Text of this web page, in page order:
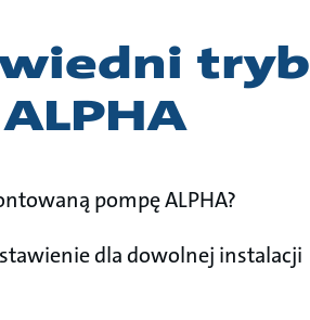
tryb
pompę ALPHA?
dla dowolnej instalacji